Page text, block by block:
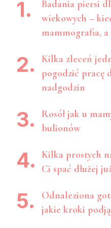
Badania piersi
wiekowych –
mammografia,
Kilka zleceń
pogodzić pracę
nadgodzin
Rosół jak u
bulionów
Kilka prostych
Ci spać dłużej
Odnaleziona
jakie kroki